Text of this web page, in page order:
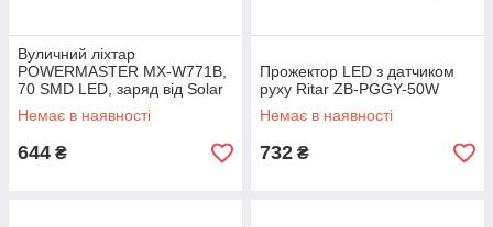
Вуличний ліхтар
POWERMASTER MX-W771B,
70 SMD LED, заряд від Solar
панель, датчик руху/
освітлення, BOX
Немає в наявності
644 ₴
Прожектор LED з датчиком
руху Ritar ZB-PGGY-50W
Немає в наявності
732 ₴